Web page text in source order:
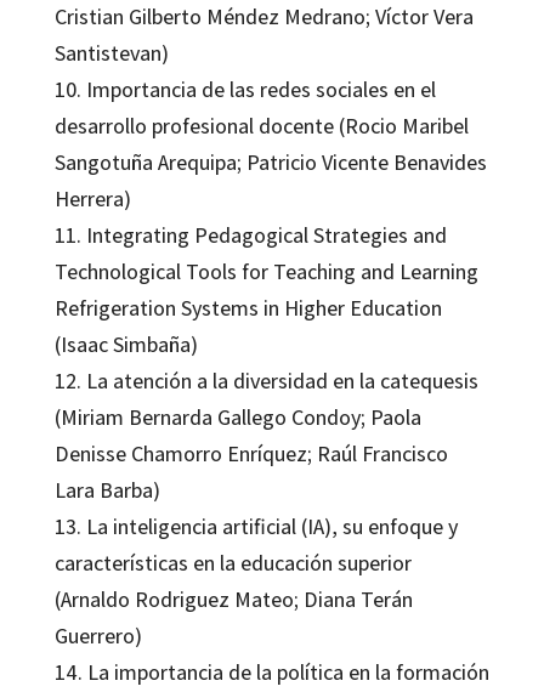
Cristian Gilberto Méndez Medrano; Víctor Vera
Santistevan)
10. Importancia de las redes sociales en el
desarrollo profesional docente (Rocio Maribel
Sangotuña Arequipa; Patricio Vicente Benavides
Herrera)
11. Integrating Pedagogical Strategies and
Technological Tools for Teaching and Learning
Refrigeration Systems in Higher Education
(Isaac Simbaña)
12. La atención a la diversidad en la catequesis
(Miriam Bernarda Gallego Condoy; Paola
Denisse Chamorro Enríquez; Raúl Francisco
Lara Barba)
13. La inteligencia artificial (IA), su enfoque y
características en la educación superior
(Arnaldo Rodriguez Mateo; Diana Terán
Guerrero)
14. La importancia de la política en la formación